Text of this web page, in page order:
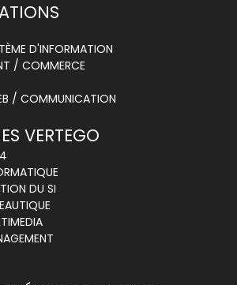
D'INFORMATION
/ COMMERCE
/ COMMUNICATION
VERTEGO
DU SI